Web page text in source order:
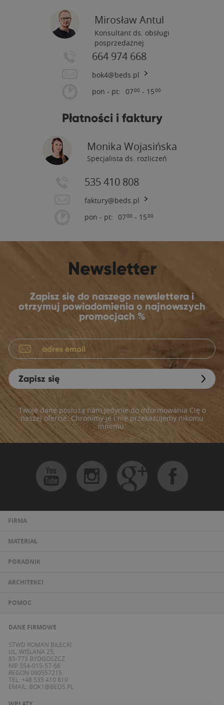
Mirosław Antul
Konsultant ds. obsługi
posprzedażnej
664 974 668
bok4@beds.pl
pon - pt: 0700 - 1500
Płatności i faktury
Monika Wojasińska
Specjalista ds. rozliczeń
535 410 808
faktury@beds.pl
pon - pt: 0700 - 1500
Newsletter
Zapisz się do naszego newslettera i
otrzymuj powiadomienia o najnowszych
promocjach %
Zapisz się
Twoje dane posłużą nam jedynie do informowania Cię o
naszej ofercie. Chronimy je i nie przekazujemy nikomu
innemu.
FIRMA
MATERIAŁ
PORADNIK
ARCHITEKCI
POMOC
DANE FIRMOWE
STWD ROMAN BILECKI
UL. WIŚLANA 25,
85-773 BYDGOSZCZ
NIP 554-015-57-66
REGON 090557215
TEL: +48 535 410 810
EMAIL: BOK1@BEDS.PL